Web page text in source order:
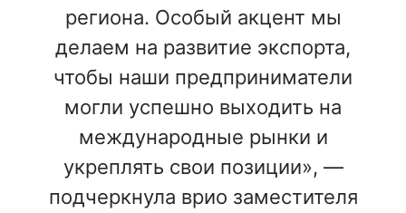
региона. Особый акцент мы
делаем на развитие экспорта,
чтобы наши предприниматели
могли успешно выходить на
международные рынки и
укреплять свои позиции», —
подчеркнула врио заместителя